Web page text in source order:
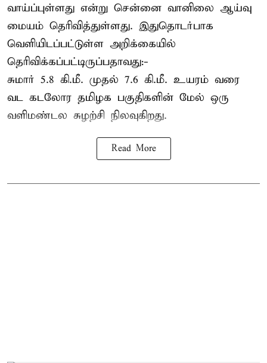
வாய்ப்புள்ளது என்று சென்னை வானிலை ஆய்வு
மையம் தெரிவித்துள்ளது. இதுதொடர்பாக
வெளியிடப்பட்டுள்ள அறிக்கையில்
தெரிவிக்கப்பட்டிருப்பதாவது:-
சுமார் 5.8 கி.மீ. முதல் 7.6 கி.மீ. உயரம் வரை
வட கடலோர தமிழக பகுதிகளின் மேல் ஒரு
வளிமண்டல சுழற்சி நிலவுகிறது.
Read More